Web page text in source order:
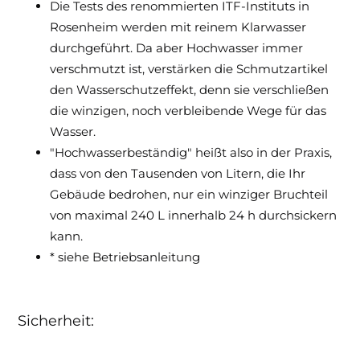
Die Tests des renommierten ITF-Instituts in
Rosenheim werden mit reinem Klarwasser
durchgeführt. Da aber Hochwasser immer
verschmutzt ist, verstärken die Schmutzartikel
den Wasserschutzeffekt, denn sie verschließen
die winzigen, noch verbleibende Wege für das
Wasser.
"Hochwasserbeständig" heißt also in der Praxis,
dass von den Tausenden von Litern, die Ihr
Gebäude bedrohen, nur ein winziger Bruchteil
von maximal 240 L innerhalb 24 h durchsickern
kann.
* siehe Betriebsanleitung
Sicherheit: